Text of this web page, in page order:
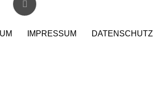
IMPRESSUM DATENSCHUTZ